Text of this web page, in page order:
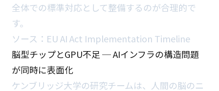
全体での標準対応として整備するのが合理的で
す。
ソース： EU AI Act Implementation Timeline
脳型チップとGPU不足 ─ AIインフラの構造問題
が同時に表面化
ケンブリッジ大学の研究チームは、人間の脳のニ